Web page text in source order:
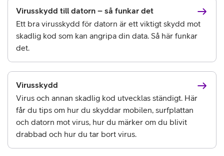
Virusskydd till datorn – så funkar det
Ett bra virusskydd för datorn är ett viktigt skydd mot
skadlig kod som kan angripa din data. Så här funkar
det.
Virusskydd
Virus och annan skadlig kod utvecklas ständigt. Här
får du tips om hur du skyddar mobilen, surfplattan
och datorn mot virus, hur du märker om du blivit
drabbad och hur du tar bort virus.